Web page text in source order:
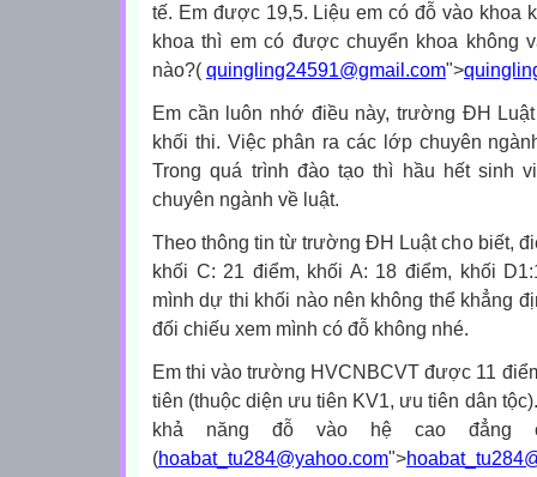
tế. Em được 19,5. Liệu em có đỗ vào khoa
khoa thì em có được chuyển khoa không
nào?( quingling24591@gmail.com">
Em cần luôn nhớ điều này, trường ĐH
khối thi. Việc phân ra các lớp chuyên
Trong quá trình đào tạo thì hầu hết sinh
chuyên ngành về luật.
Theo thông tin từ trường ĐH Luật cho biết,
khối C: 21 điểm, khối A: 18 điểm, khối
mình dự thi khối nào nên không thể khẳng
đối chiếu xem mình có đỗ không nhé.
Em thi vào trường HVCNBCVT được 11
tiên (thuộc diện ưu tiên KV1, ưu tiên dân
khả năng đỗ vào hệ cao đẳng
(hoabat_tu284@yahoo.com">